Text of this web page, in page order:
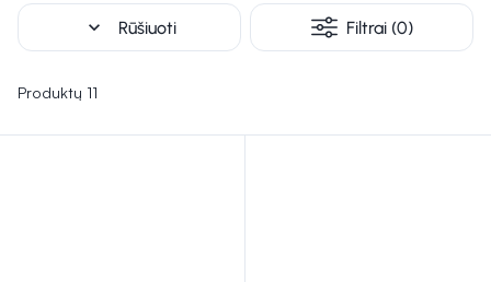
nemalonius pojūčius ar skausmą pilvo srityje. Šie
preparatai mažina žarnų sienelių įsitempimą , tad
jausite spazmus. Šiuos preparatus svarbu vartoti pagal
expand_more Rūšiuoti Filtrai (0)
Produktų 11